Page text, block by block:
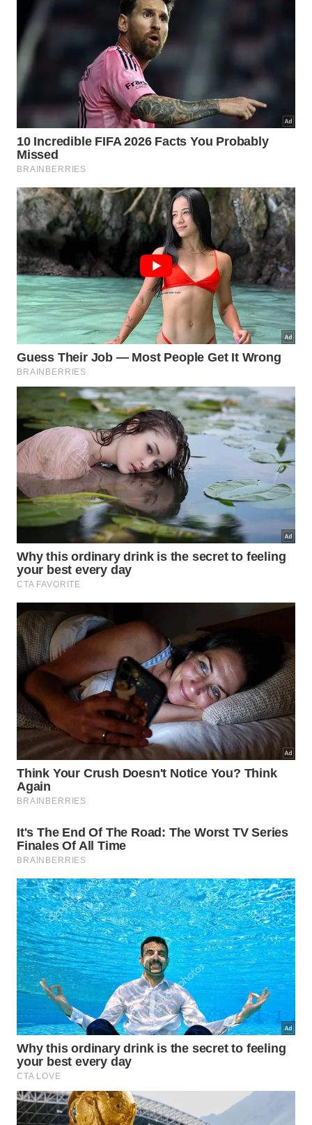
Os principais tipos citados no conteúdo são:
ranhura plana, para ajustes básicos e trabalhos
Phillips, comum em montagens e reparos do dia a
dia;
Pozidriv, com agarre maior do que o Phillips
tradicional;
Torx, Allen e sextavado, usados quando a
exigência de força aumenta.
Quando a ferramenta encaixa melhor, fica mais fácil
aplicar força sem escapar da ranhura e sem “comer” a
cabeça do parafuso. - Imagem gerada por IA
Onde cada tipo de parafuso costuma
ser mais útil?
Parafusos de uso comum aparecem bastante em
móveis, placas e objetos do cotidiano, enquanto
formatos com maior resistência entram em
bicicletas, automóveis, máquinas e peças metálicas.
Nesses contextos,torque elevado efirmeza
passam a ser prioridade.
Modelos especiais também surgem em
eletrodomésticos, eletrônicos e áreas públicas, onde
a segurança pesa mais. Nesses casos, a cabeça
diferente não serve só para apertar melhor, mas
para dificultar retirada indevida e preservar
integridadeeproteção.
Essa escolha faz mais sentido em situações como:
móveis e reparos domésticos, com Phillips e
Pozidriv;
estruturas metálicas, com cabeça sextavada;
eletrônicos e áreas públicas, com modelos menos
acessíveis.
Por que vale observar a ranhura
antes de apertar qualquer parafuso?
Muita gente percebe a diferença só quando uma
chave escapa ou a cabeça começa a se desgastar.
Mas, como mostra a explicação sobre as ranhuras
dos parafusos e a função de cada uma, esse detalhe
defineresultado
No fim, a cabeça do parafuso não muda só a